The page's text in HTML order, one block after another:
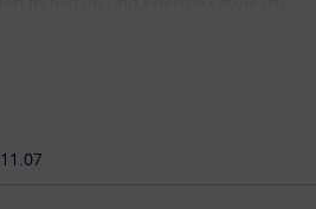
Im Geschäftsjahr 2008